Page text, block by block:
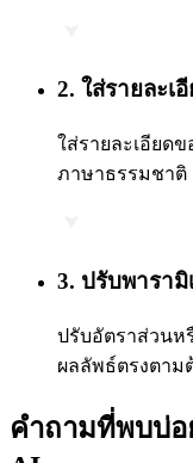
2. ใส่รายละเ
ใส่รายละเอียด
ภาษาธรรมชาติ
3. ปรับพารามิ
ปรับอัตราส่วนห
ผลลัพธ์ตรงตาม
คำถามที่พบบ่อ